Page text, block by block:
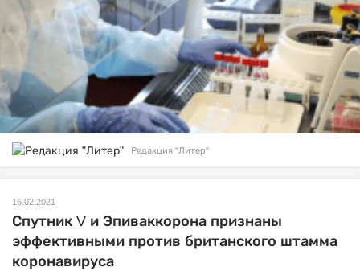
Редакция "Литер"
16.02.2021
Спутник V и Эпиваккорона признаны
эффективными против британского штамма
коронавируса